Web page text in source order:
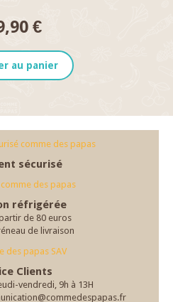
€
au panier
sécurisé
réfrigérée
de 80 euros
de livraison
Clients
vendredi, 9h à 13H